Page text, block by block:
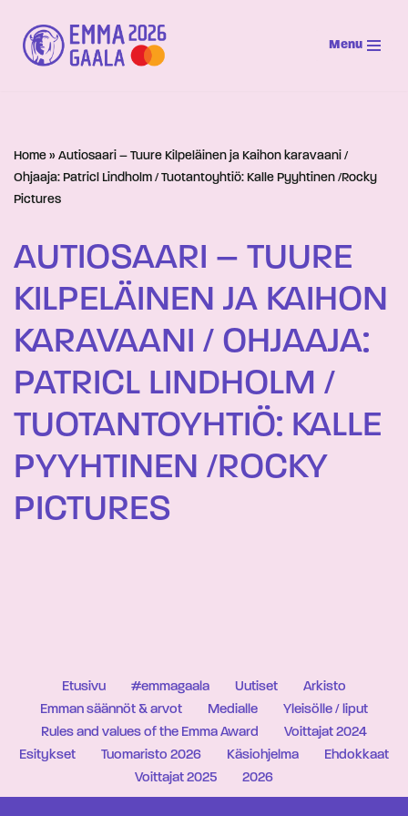
Siirry
suoraan
Menu
Home » Autiosaari – Tuure Kilpeläinen ja Kaihon karavaani /
Ohjaaja: Patricl Lindholm / Tuotantoyhtiö: Kalle Pyyhtinen /Rocky
Pictures
AUTIOSAARI – TUURE
KILPELÄINEN JA KAIHON
KARAVAANI / OHJAAJA:
PATRICL LINDHOLM /
TUOTANTOYHTIÖ: KALLE
PYYHTINEN /ROCKY
PICTURES
Etusivu #emmagaala Uutiset
Arkisto
Emman säännöt & arvot
Medialle
Yleisölle / liput
Rules and values of the Emma Award
Voittajat 2024
Esitykset
Tuomaristo 2026 Käsiohjelma
Ehdokkaat
Voittajat 2025
2026